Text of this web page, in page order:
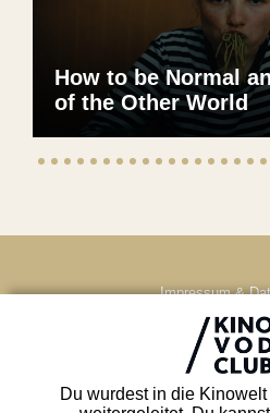
Du wurdest in die
How to be Normal
of the Other World
Impressum &
AGB
Kontakt
FAQ